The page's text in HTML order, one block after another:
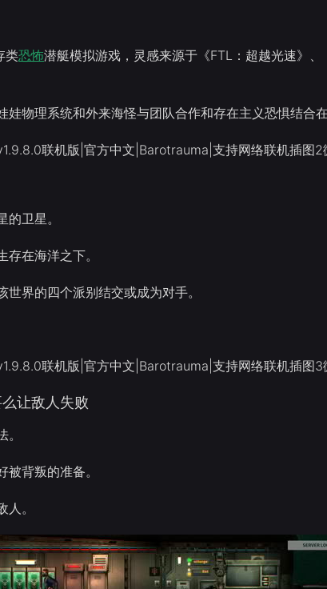
类恐怖潜艇模拟游戏，灵感来源于《FTL：超越光速》
物理系统和外来海怪与团队合作和存在主义恐惧结合在
卫星。
在海洋之下。
界的四个派别结交或成为对手。
让敌人失败
背叛的准备。
。